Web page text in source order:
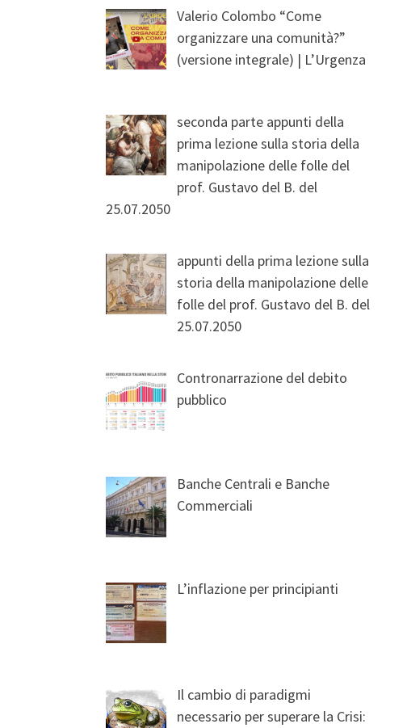
Valerio Colombo “Come
organizzare una comunità?”
(versione integrale) | L’Urgenza
seconda parte appunti della
prima lezione sulla storia della
manipolazione delle folle del
prof. Gustavo del B. del
25.07.2050
appunti della prima lezione sulla
storia della manipolazione delle
folle del prof. Gustavo del B. del
25.07.2050
Contronarrazione del debito
pubblico
Banche Centrali e Banche
Commerciali
L’inflazione per principianti
Il cambio di paradigmi
necessario per superare la Crisi: